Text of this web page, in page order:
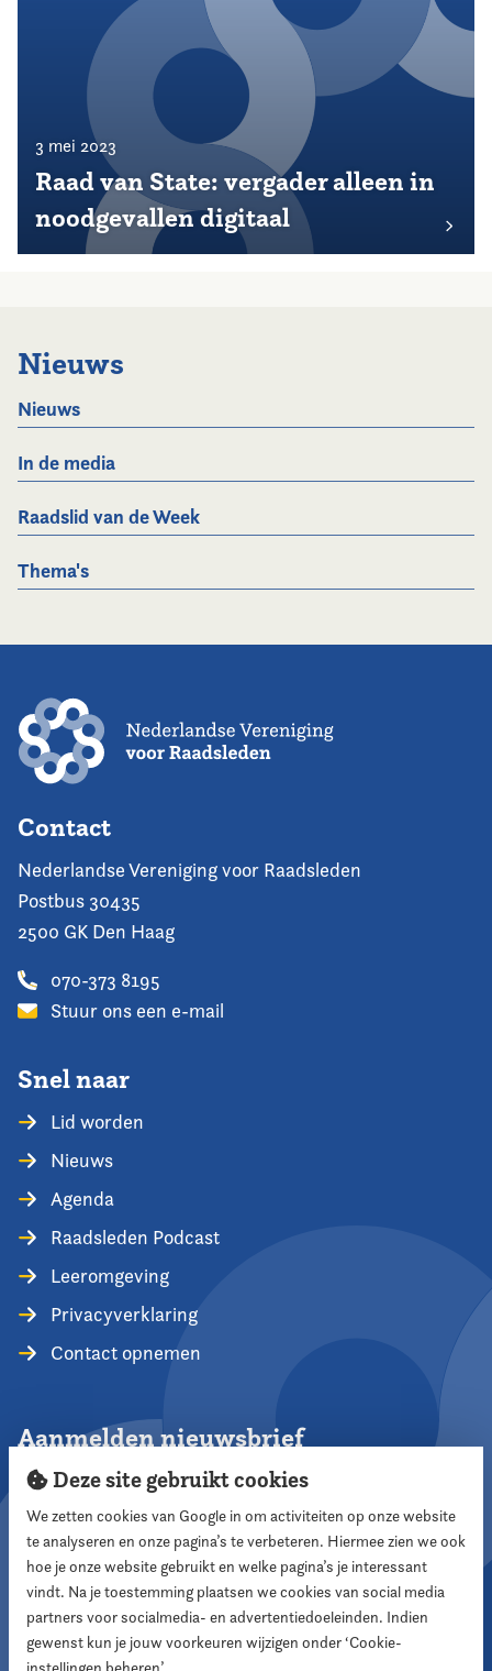
3 mei 2023
Raad van State: vergader alleen in
noodgevallen digitaal
Nieuws
Nieuws
In de media
Raadslid van de Week
Thema's
Contact
Nederlandse Vereniging voor Raadsleden
Postbus 30435
2500 GK Den Haag
070-373 8195
Stuur ons een e-mail
Snel naar
Lid worden
Nieuws
Agenda
Raadsleden Podcast
Leeromgeving
Privacyverklaring
Contact opnemen
Aanmelden nieuwsbrief
Aanmelden
Volg ons
Deze site gebruikt cookies
We zetten cookies van Google in om activiteiten op onze website
te analyseren en onze pagina’s te verbeteren. Hiermee zien we ook
hoe je onze website gebruikt en welke pagina’s je interessant
vindt. Na je toestemming plaatsen we cookies van social media
partners voor socialmedia- en advertentiedoeleinden. Indien
gewenst kun je jouw voorkeuren wijzigen onder ‘Cookie-